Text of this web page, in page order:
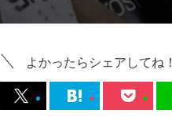
よかったらシェアしてね！